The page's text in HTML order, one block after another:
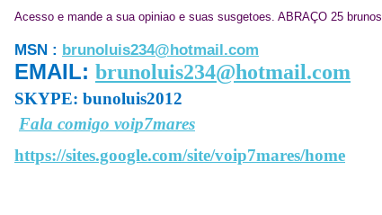
Acesso e mande a sua opiniao e suas susgetoes. ABRAÇO 25 brunos
MSN : brunoluis234@hotmail.com
EMAIL: brunoluis234@hotmail.com
SKYPE: bunoluis2012
Fala comigo voip7mares
https://sites.google.com/site/voip7mares/home